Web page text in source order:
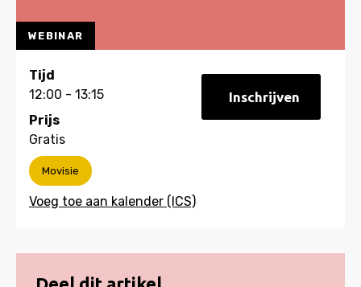
WEBINAR
Inschrijven
Tijd
12:00 - 13:15
Prijs
Gratis
Movisie